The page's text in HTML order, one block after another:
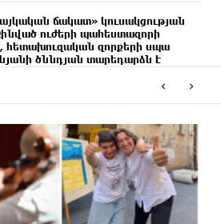
ճակատ» կուսակցության
ուժերի պահեստազորի
զորքերի սպա
ծննդյան տարեդարձն է
արևելքում տեղի ունեցած
զոհերի թիվը հասել է
ժամանակավորապես
‹ ›